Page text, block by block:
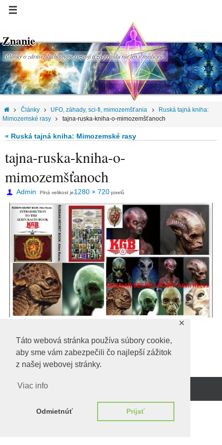
Táto webová stránka používa súbory cookie,
aby sme vám zabezpečili čo najlepší zážitok
z našej webovej stránky.
Viac info
Odmietnúť Prijať
✕
Znanie
Články o zdraví, duchovnom rozvoji a za pravdu nie len v medicíne.
Články UFO, záhady, sci-fi, mimozemšťania
Ruská tajná kniha:
Mimozemské rasy
tajna-ruska-kniha-o-mimozemšťanoch
« Ruská tajná kniha: Mimozemské rasy
tajna-ruska-kniha-o-
mimozemšťanoch
Admin Plná velikost je1280 × 720 pixelů